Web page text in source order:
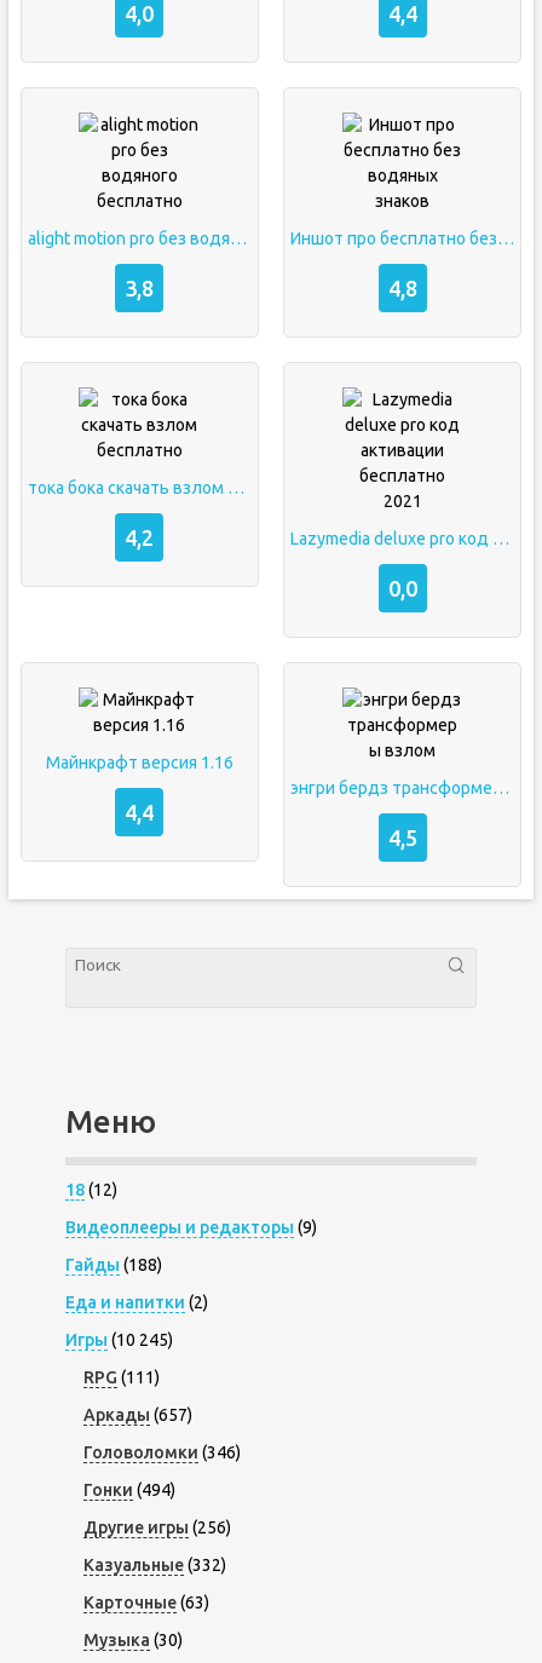
4,0 4,4
alight motion pro без водяного бесплатно
3,8
Иншот про бесплатно без водяных знаков
4,8
тока бока скачать взлом бесплатно
4,2 Lazymedia deluxe pro код активации бесплатно 2021
0,0
Майнкрафт версия 1.16
4,4
энгри бердз трансформеры взлом
4,5
Меню
18(12)
Видеоплееры и редакторы (9)
Гайды (188)
Еда и напитки (2)
Игры (10 245)
RPG (111)
Аркады (657)
Головоломки (346)
Гонки (494)
Другие игры (256)
Казуальные(332)
Карточные(63)
Музыка (30)